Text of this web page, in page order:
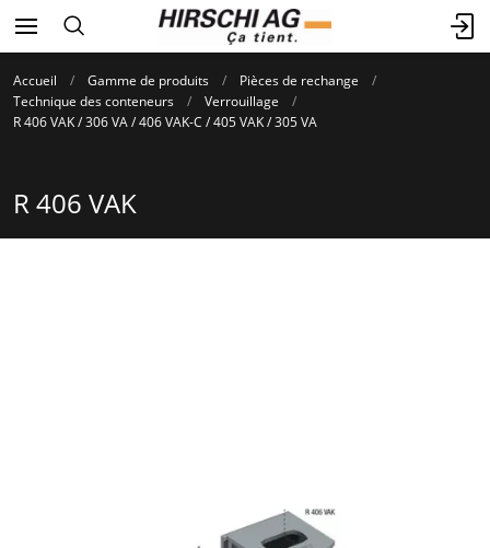
Accueil Gamme de produits
Pièces de rechange
Technique des conteneurs
Verrouillage
R 406 VAK / 306 VA / 406 VAK-C / 405 VAK / 305 VA
R 406 VAK